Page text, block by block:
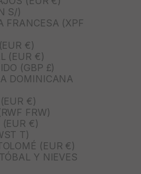
S/)
FRANCESA (XPF
€)
(EUR €)
(GBP £)
DOMINICANA
€)
FRW)
€)
T)
(EUR €)
Y NIEVES